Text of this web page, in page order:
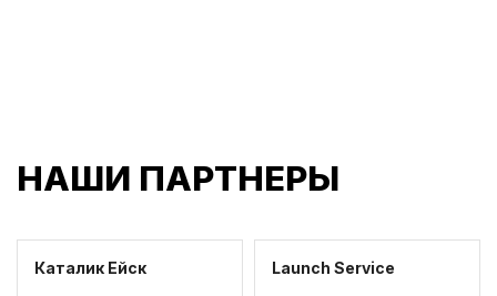
НАШИ ПАРТНЕРЫ
Каталик Ейск Launch Service